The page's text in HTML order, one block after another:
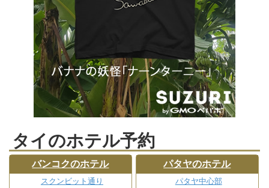
タイのホテル予約
バンコクのホテル
スクンビット通り
パタヤのホテル
パタヤ中心部